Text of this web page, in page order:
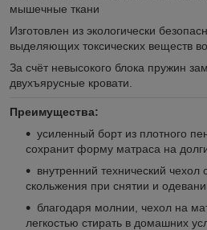
мышечные ткани
Изготовлен из экологически
выделяющих токсических веществ
За счёт невысокого блока пружин
двухъярусные кровати.
Преимущества:
усиленный борт из плотного
сохранит форму матраса на
внутренний технический чехол
скольжения при снятии и
благодаря молнии, чехол на
легкостью стирать в домашних